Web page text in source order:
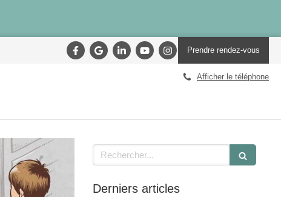
Prendre rendez-vous
Afficher le téléphone
Rechercher
Derniers articles